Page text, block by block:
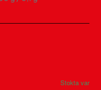
Stokta var